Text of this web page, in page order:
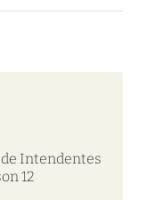
Intendentes
12